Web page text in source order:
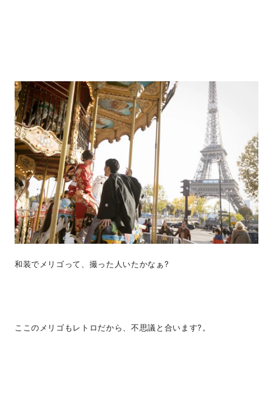
和装でメリゴって、撮った人いたかなぁ?
ここのメリゴもレトロだから、不思議と合います?。